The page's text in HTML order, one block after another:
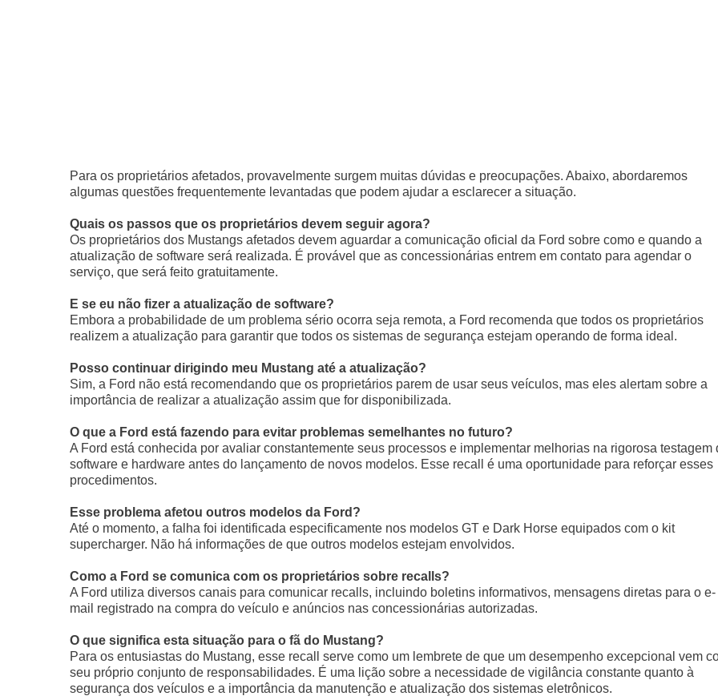
Para os proprietários afetados, provavelmente surgem muitas dúvidas e preocupações. Abaixo, abordaremos
algumas questões frequentemente levantadas que podem ajudar a esclarecer a situação.
Quais os passos que os proprietários devem seguir agora?
Os proprietários dos Mustangs afetados devem aguardar a comunicação oficial da Ford sobre como e quando a
atualização de software será realizada. É provável que as concessionárias entrem em contato para agendar o
serviço, que será feito gratuitamente.
E se eu não fizer a atualização de software?
Embora a probabilidade de um problema sério ocorra seja remota, a Ford recomenda que todos os proprietários
realizem a atualização para garantir que todos os sistemas de segurança estejam operando de forma ideal.
Posso continuar dirigindo meu Mustang até a atualização?
Sim, a Ford não está recomendando que os proprietários parem de usar seus veículos, mas eles alertam sobre a
importância de realizar a atualização assim que for disponibilizada.
O que a Ford está fazendo para evitar problemas semelhantes no futuro?
A Ford está conhecida por avaliar constantemente seus processos e implementar melhorias na rigorosa testagem
software e hardware antes do lançamento de novos modelos. Esse recall é uma oportunidade para reforçar esses
procedimentos.
Esse problema afetou outros modelos da Ford?
Até o momento, a falha foi identificada especificamente nos modelos GT e Dark Horse equipados com o kit
supercharger. Não há informações de que outros modelos estejam envolvidos.
Como a Ford se comunica com os proprietários sobre recalls?
A Ford utiliza diversos canais para comunicar recalls, incluindo boletins informativos, mensagens diretas para o e-
mail registrado na compra do veículo e anúncios nas concessionárias autorizadas.
O que significa esta situação para o fã do Mustang?
Para os entusiastas do Mustang, esse recall serve como um lembrete de que um desempenho excepcional vem
seu próprio conjunto de responsabilidades. É uma lição sobre a necessidade de vigilância constante quanto à
segurança dos veículos e a importância da manutenção e atualização dos sistemas eletrônicos.